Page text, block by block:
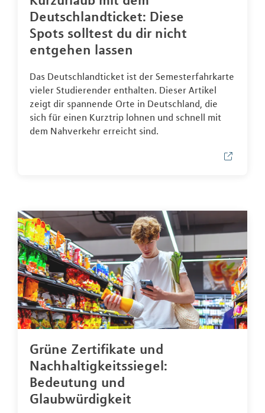
Deutschlandticket: Diese
Spots solltest du dir nicht
entgehen lassen
Das Deutschlandticket ist der Semesterfahrkarte
vieler Studierender enthalten. Dieser Artikel
zeigt dir spannende Orte in Deutschland, die
sich für einen Kurztrip lohnen und schnell mit
dem Nahverkehr erreicht sind.
Grüne Zertifikate und
Nachhaltigkeitssiegel:
Bedeutung und
Glaubwürdigkeit